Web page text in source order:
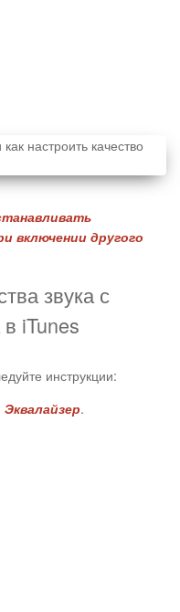
включении другого
звука с
iTunes
инструкции:
Эквалайзер.